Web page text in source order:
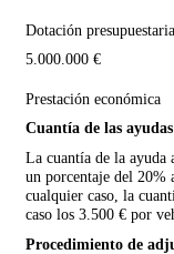
Dotación presupuestaria
5.000.000 €
Prestación económica
Cuantía de las ayudas
La cuantía de la ayuda
un porcentaje del 20%
cualquier caso, la
caso los 3.500 € por
Procedimiento de